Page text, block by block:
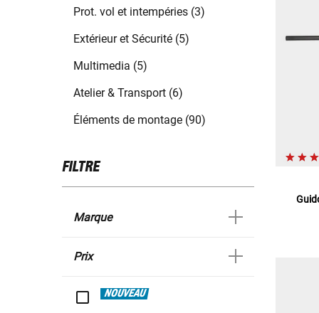
Prot. vol et intempéries (3)
Extérieur et Sécurité (5)
Multimedia (5)
Atelier & Transport (6)
Éléments de montage (90)
FILTRE
Marque
Prix
NOUVEAU